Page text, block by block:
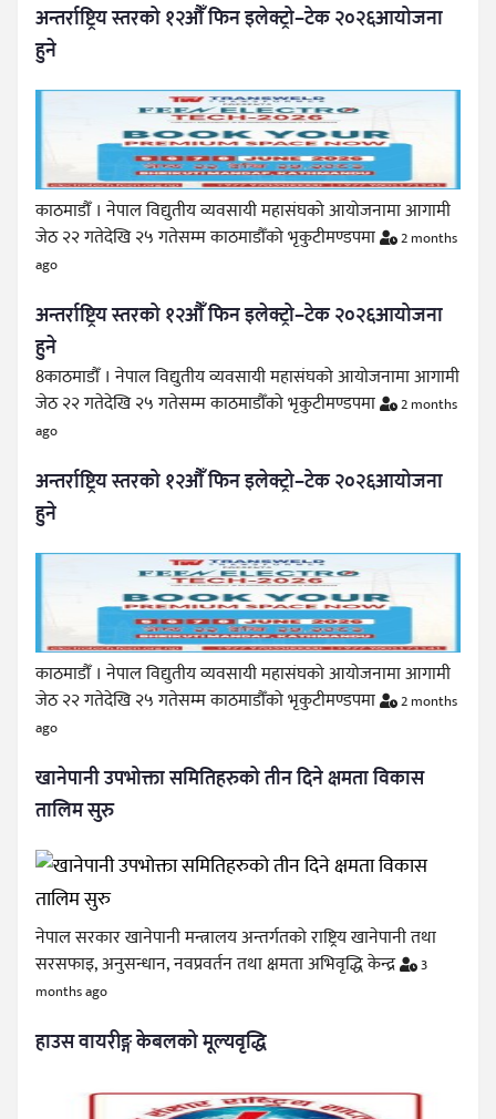
अन्तर्राष्ट्रिय स्तरको १२औँ फिन इलेक्ट्रो–टेक २०२६आयोजना
हुने
काठमाडौँ । नेपाल विद्युतीय व्यवसायी महासंघको आयोजनामा आगामी
जेठ २२ गतेदेखि २५ गतेसम्म काठमाडौँको भृकुटीमण्डपमा
2 months
ago
अन्तर्राष्ट्रिय स्तरको १२औँ फिन इलेक्ट्रो–टेक २०२६आयोजना
हुने
8काठमाडौँ । नेपाल विद्युतीय व्यवसायी महासंघको आयोजनामा आगामी
जेठ २२ गतेदेखि २५ गतेसम्म काठमाडौँको भृकुटीमण्डपमा
2 months
ago
अन्तर्राष्ट्रिय स्तरको १२औँ फिन इलेक्ट्रो–टेक २०२६आयोजना
हुने
काठमाडौँ । नेपाल विद्युतीय व्यवसायी महासंघको आयोजनामा आगामी
जेठ २२ गतेदेखि २५ गतेसम्म काठमाडौँको भृकुटीमण्डपमा
2 months
ago
खानेपानी उपभोक्ता समितिहरुको तीन दिने क्षमता विकास
तालिम सुरु
नेपाल सरकार खानेपानी मन्त्रालय अन्तर्गतको राष्ट्रिय खानेपानी तथा
सरसफाइ, अनुसन्धान, नवप्रवर्तन तथा क्षमता अभिवृद्धि केन्द्र
3
months ago
हाउस वायरीङ्ग केबलको मूल्यवृद्धि